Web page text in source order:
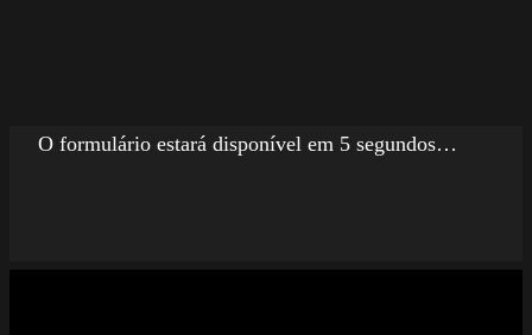
O formulário estará disponível em 5 segundos…